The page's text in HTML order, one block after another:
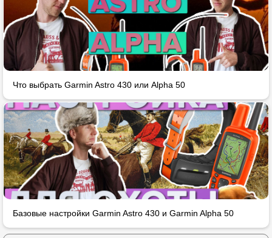
Что выбрать Garmin Astro 430 или Alpha 50
Базовые настройки Garmin Astro 430 и Garmin Alpha 50